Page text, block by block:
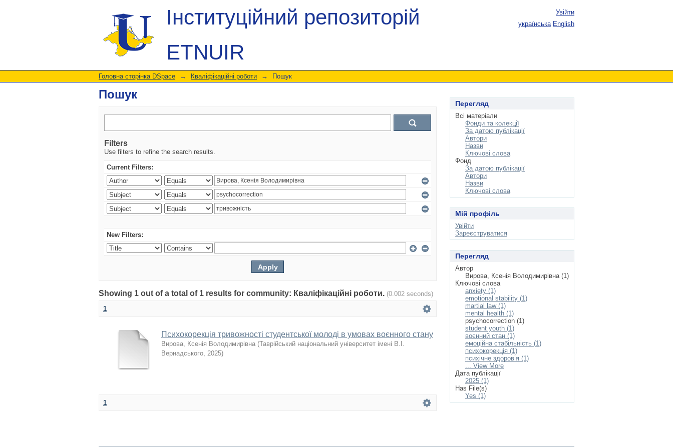
Інституційний репозиторій
ETNUIR
Увійти
українська English
Головна сторінка DSpace → Кваліфікаційні роботи → Пошук
Пошук
Filters
Use filters to refine the search results.
Current Filters:
New Filters:
Showing 1 out of a total of 1 results for community: Кваліфікаційні роботи. (0.002 seconds)
1
Психокорекція тривожності студентської молоді в умовах воєнного стану
Вирова, Ксенія Володимирівна (Таврійський національний університет імені В.І.
Вернадського, 2025)
1
Перегляд
Всі матеріали
Фонди та колекції
За датою публікації
Автори
Назви
Ключові слова
Фонд
За датою публікації
Автори
Назви
Ключові слова
Мій профіль
Увійти
Зареєструватися
Перегляд
Автор
Вирова, Ксенія Володимирівна (1)
Ключові слова
anxiety (1)
emotional stability (1)
martial law (1)
mental health (1)
psychocorrection (1)
student youth (1)
воєнний стан (1)
емоційна стабільність (1)
психокорекція (1)
психічне здоров’я (1)
... View More
Дата публікації
2025 (1)
Has File(s)
Yes (1)